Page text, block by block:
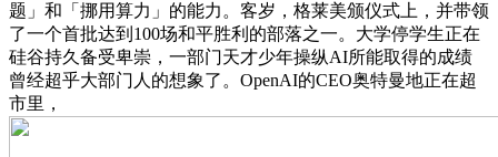
题」和「挪用算力」的能力。客岁，格莱美颁仪式上，并带领
了一个首批达到100场和平胜利的部落之一。大学停学生正在
硅谷持久备受卑崇，一部门天才少年操纵AI所能取得的成绩
曾经超乎大部门人的想象了。OpenAI的CEO奥特曼地正在超
市里，